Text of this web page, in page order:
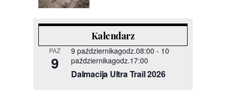
Kalendarz
PAŹ
9
9 październikagodz.08:00 - 10
październikagodz.17:00
Dalmacija Ultra Trail 2026